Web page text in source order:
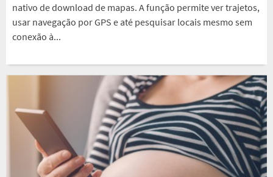
nativo de download de mapas. A função permite ver trajetos,
usar navegação por GPS e até pesquisar locais mesmo sem
conexão à...